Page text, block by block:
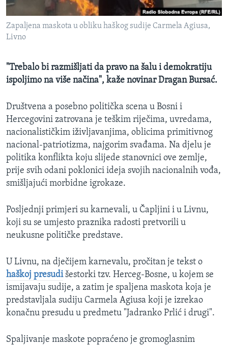
MAGAZIN
O GLASU AMERIKE
PRATITE NAS
Jezici
Zapaljena maskota u obliku haškog sudije Carmela Agiusa,
Livno
"Trebalo bi razmišljati da pravo na šalu i demokratiju
ispoljimo na više načina", kaže novinar Dragan Bursać.
Društvena a posebno politička scena u Bosni i
Hercegovini zatrovana je teškim riječima, uvredama,
nacionalističkim iživljavanjima, oblicima primitivnog
nacional-patriotizma, najgorim svađama. Na djelu je
politika konflikta koju slijede stanovnici ove zemlje,
prije svih odani poklonici ideja svojih nacionalnih vođa,
smišljajući morbidne igrokaze.
Posljednji primjeri su karnevali, u Čapljini i u Livnu,
koji su se umjesto praznika radosti pretvorili u
neukusne političke predstave.
U Livnu, na dječijem karnevalu, pročitan je tekst o
haškoj presudišestorki tzv. Herceg-Bosne, u kojem se
ismijavaju sudije, a zatim je spaljena maskota koja je
predstavljala sudiju Carmela Agiusa koji je izrekao
konačnu presudu u predmetu "Jadranko Prlić i drugi".
Spaljivanje maskote popraćeno je gromoglasnim